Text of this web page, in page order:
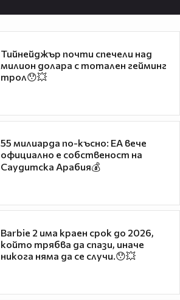
Тийнейджър почти спечели над
милион долара с тотален гейминг
трол😯💥
55 милиарда по-късно: EA вече
официално е собственост на
Саудитска Арабия💰
Barbie 2 има краен срок до 2026,
който трябва да спази, иначе
никога няма да се случи.😯💥